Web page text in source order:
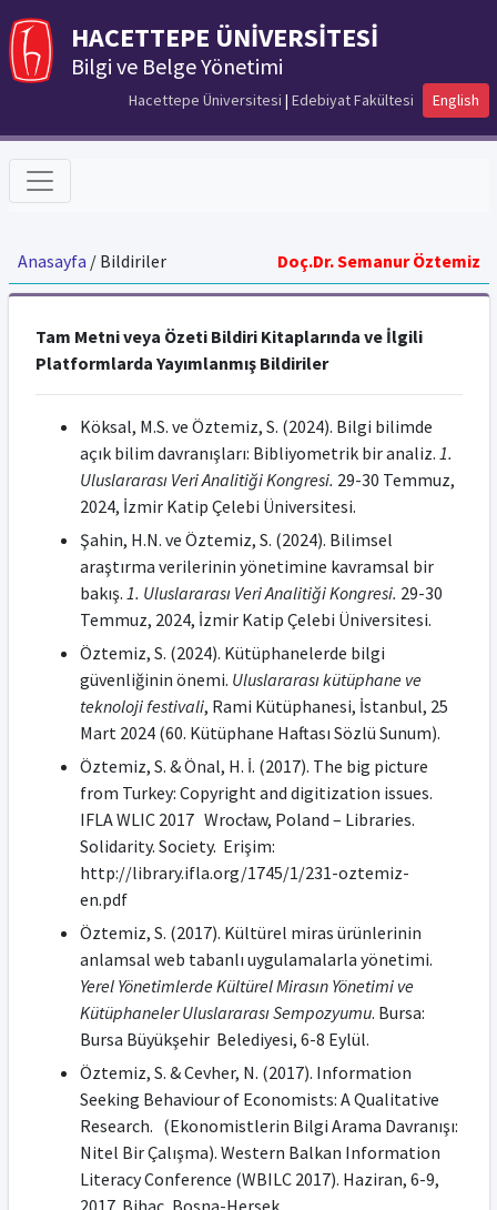
HACETTEPE ÜNİVERSİTESİ
Bilgi ve Belge Yönetimi
Hacettepe Üniversitesi | Edebiyat Fakültesi English
Anasayfa / Bildiriler Doç.Dr. Semanur Öztemiz
Tam Metni veya Özeti Bildiri Kitaplarında ve İlgili
Platformlarda Yayımlanmış Bildiriler
Köksal, M.S. ve Öztemiz, S. (2024). Bilgi bilimde
açık bilim davranışları: Bibliyometrik bir analiz. 1.
Uluslararası Veri Analitiği Kongresi. 29-30 Temmuz,
2024, İzmir Katip Çelebi Üniversitesi.
Şahin, H.N. ve Öztemiz, S. (2024). Bilimsel
araştırma verilerinin yönetimine kavramsal bir
bakış. 1. Uluslararası Veri Analitiği Kongresi. 29-30
Temmuz, 2024, İzmir Katip Çelebi Üniversitesi.
Öztemiz, S. (2024). Kütüphanelerde bilgi
güvenliğinin önemi. Uluslararası kütüphane ve
teknoloji festivali, Rami Kütüphanesi, İstanbul, 25
Mart 2024 (60. Kütüphane Haftası Sözlü Sunum).
Öztemiz, S. & Önal, H. İ. (2017). The big picture
from Turkey: Copyright and digitization issues.
IFLA WLIC 2017 Wrocław, Poland – Libraries.
Solidarity. Society. Erişim:
http://library.ifla.org/1745/1/231-oztemiz-
en.pdf
Öztemiz, S. (2017). Kültürel miras ürünlerinin
anlamsal web tabanlı uygulamalarla yönetimi.
Yerel Yönetimlerde Kültürel Mirasın Yönetimi ve
Kütüphaneler Uluslararası Sempozyumu. Bursa:
Bursa Büyükşehir Belediyesi, 6-8 Eylül.
Öztemiz, S. & Cevher, N. (2017). Information
Seeking Behaviour of Economists: A Qualitative
Research. (Ekonomistlerin Bilgi Arama Davranışı:
Nitel Bir Çalışma). Western Balkan Information
Literacy Conference (WBILC 2017). Haziran, 6-9,